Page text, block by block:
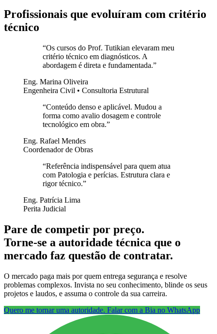
Profissionais que evoluíram com critério
técnico
“Os cursos do Prof. Tutikian elevaram meu
critério técnico em diagnósticos. A
abordagem é direta e fundamentada.”
Eng. Marina Oliveira
Engenheira Civil • Consultoria Estrutural
“Conteúdo denso e aplicável. Mudou a
forma como avalio dosagem e controle
tecnológico em obra.”
Eng. Rafael Mendes
Coordenador de Obras
“Referência indispensável para quem atua
com Patologia e perícias. Estrutura clara e
rigor técnico.”
Eng. Patrícia Lima
Perita Judicial
Pare de competir por preço.
Torne-se a autoridade técnica que o
mercado faz questão de contratar.
O mercado paga mais por quem entrega segurança e resolve
problemas complexos. Invista no seu conhecimento, blinde os seus
projetos e laudos, e assuma o controle da sua carreira.
Quero me tornar uma autoridade. Falar com a Bia no WhatsApp